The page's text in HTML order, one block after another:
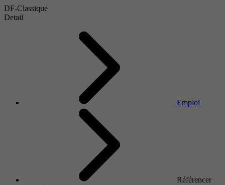
DF-Classique
Detail
Emploi
Référencer